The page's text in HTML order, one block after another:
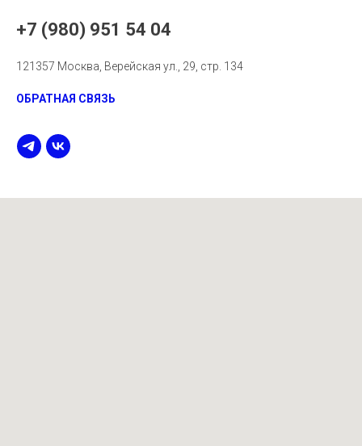
+7 (980) 951 54 04
121357 Москва, Верейская ул., 29, стр. 134
ОБРАТНАЯ СВЯЗЬ